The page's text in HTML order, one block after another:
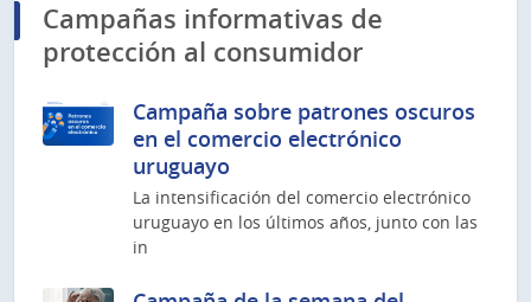
Campañas informativas de
protección al consumidor
Campaña sobre patrones oscuros
en el comercio electrónico
uruguayo
La intensificación del comercio electrónico
uruguayo en los últimos años, junto con las
in